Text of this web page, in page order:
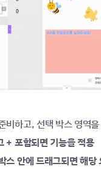
비하고, 선택 박스 영역
+ 포함되면 기능을 적용
스 안에 드래그되면 해